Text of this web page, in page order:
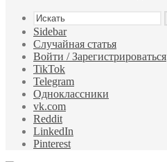
Sidebar
Случайная статья
Войти / Зарегистрироваться
TikTok
Telegram
Одноклассники
vk.com
Reddit
LinkedIn
Pinterest